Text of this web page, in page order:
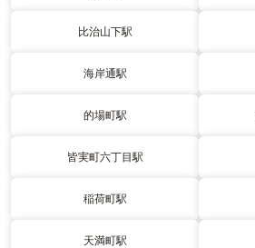
比治山下駅
海岸通駅
的場町駅
皆実町六丁目駅
稲荷町駅
天満町駅